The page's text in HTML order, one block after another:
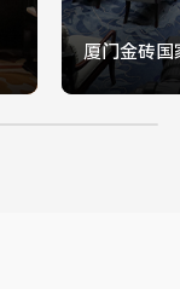
厦门金砖国